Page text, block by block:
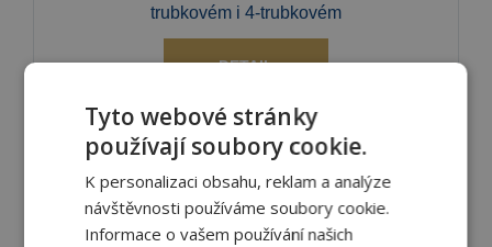
trubkovém i 4-trubkovém
DETAIL
Tyto webové stránky
používají soubory cookie.
K personalizaci obsahu, reklam a analýze
návštěvnosti používáme soubory cookie.
Informace o vašem používání našich